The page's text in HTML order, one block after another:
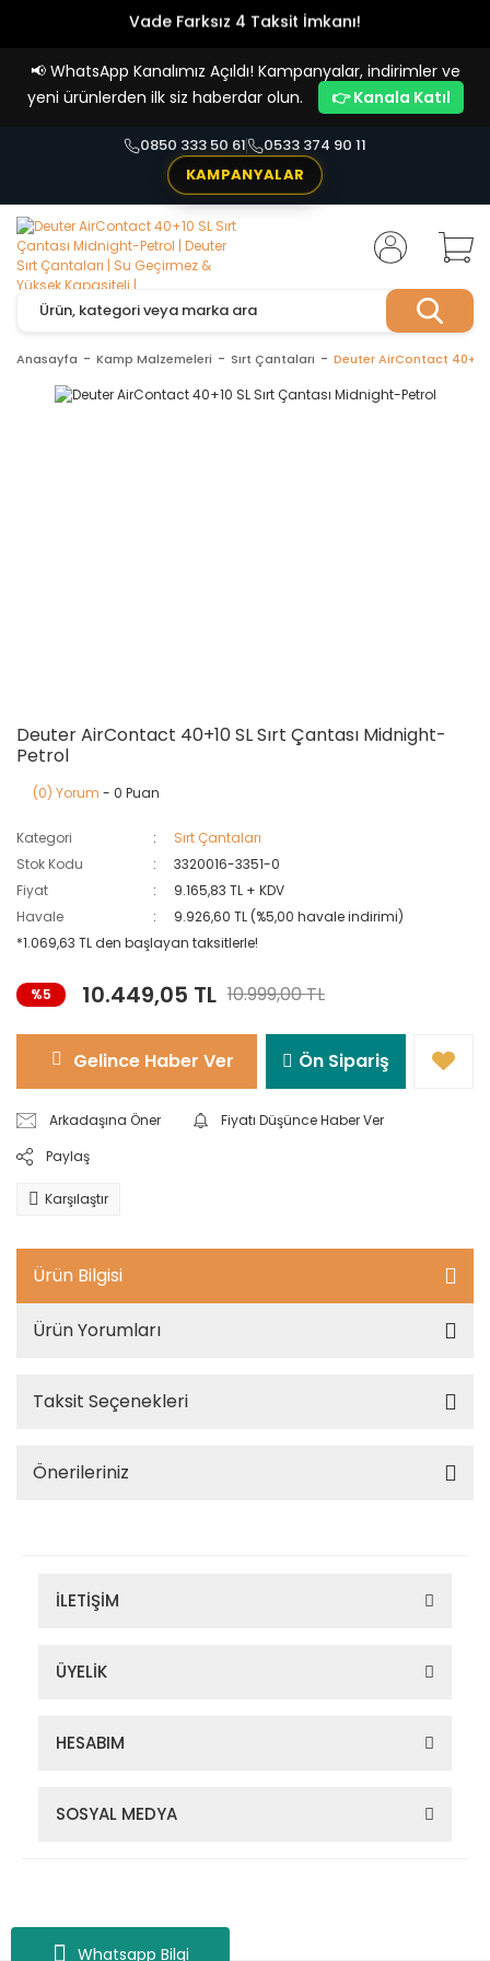
Whatsapp Bilgi
Vade Farksız 4 Taksit İmkanı!
📢 WhatsApp Kanalımız Açıldı! Kampanyalar, indirimler ve
yeni ürünlerden ilk siz haberdar olun.
👉 Kanala Katıl
0850 333 50 61
0533 374 90 11
KAMPANYALAR
Anasayfa Kamp Malzemeleri Sırt Çantaları Deuter AirContact
Deuter AirContact 40+10 SL Sırt Çantası Midnight-
Petrol
(0) Yorum - 0 Puan
Kategori
Sırt Çantaları
Stok Kodu
3320016-3351-0
Fiyat
9.165,83 TL + KDV
Havale
9.926,60 TL (%5,00 havale indirimi)
*1.069,63 TL den başlayan taksitlerle!
%5 10.449,05 TL 10.999,00 TL
Gelince Haber Ver Ön Sipariş
Arkadaşına Öner
Fiyatı Düşünce Haber Ver
Paylaş
Karşılaştır
Ürün Bilgisi
Ürün Yorumları
Taksit Seçenekleri
Önerileriniz
İLETİŞİM
ÜYELİK
HESABIM
SOSYAL MEDYA